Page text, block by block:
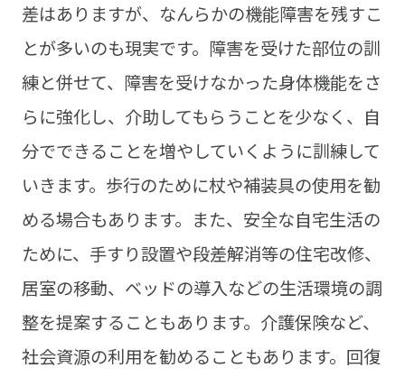
差はありますが、なんらかの機能障害を残すこ
とが多いのも現実です。障害を受けた部位の訓
練と併せて、障害を受けなかった身体機能をさ
らに強化し、介助してもらうことを少なく、自
分でできることを増やしていくように訓練して
いきます。歩行のために杖や補装具の使用を勧
める場合もあります。また、安全な自宅生活の
ために、手すり設置や段差解消等の住宅改修、
居室の移動、ベッドの導入などの生活環境の調
整を提案することもあります。介護保険など、
社会資源の利用を勧めることもあります。回復